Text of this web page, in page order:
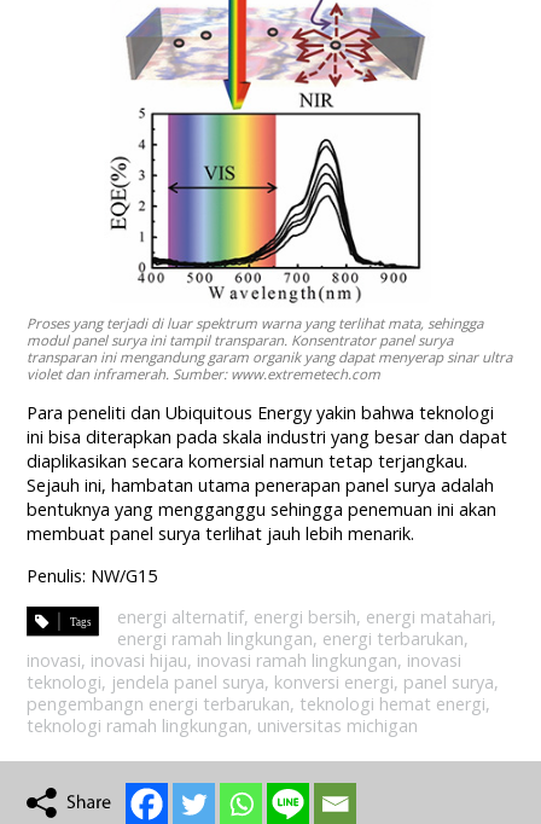
Proses yang terjadi di luar spektrum warna yang terlihat mata, sehingga
modul panel surya ini tampil transparan. Konsentrator panel surya
transparan ini mengandung garam organik yang dapat menyerap sinar ultra
violet dan inframerah. Sumber: www.extremetech.com
Para peneliti dan Ubiquitous Energy yakin bahwa teknologi
ini bisa diterapkan pada skala industri yang besar dan dapat
diaplikasikan secara komersial namun tetap terjangkau.
Sejauh ini, hambatan utama penerapan panel surya adalah
bentuknya yang mengganggu sehingga penemuan ini akan
membuat panel surya terlihat jauh lebih menarik.
Penulis: NW/G15
energi alternatif, energi bersih, energi matahari,
energi ramah lingkungan, energi terbarukan,
inovasi, inovasi hijau, inovasi ramah lingkungan, inovasi
teknologi, jendela panel surya, konversi energi, panel surya,
pengembangn energi terbarukan, teknologi hemat energi,
teknologi ramah lingkungan, universitas michigan